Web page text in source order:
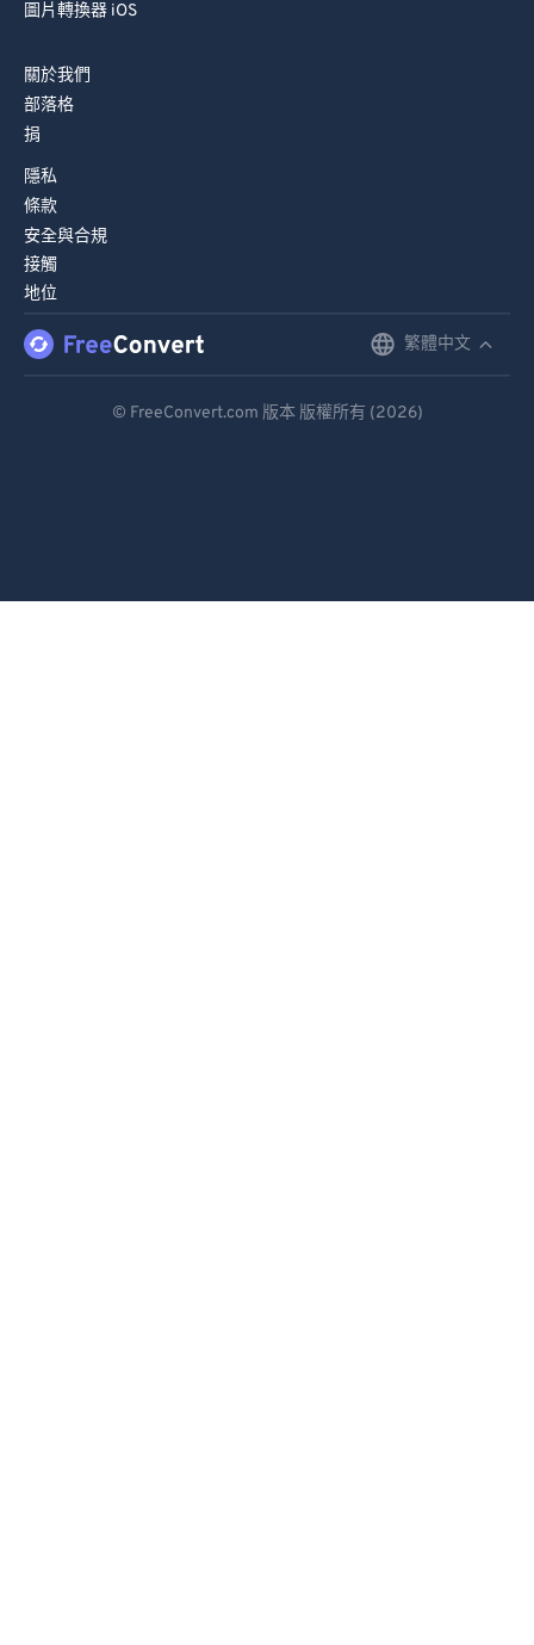
圖片轉換器 iOS
關於我們
部落格
捐
隱私
條款
安全與合規
接觸
地位
繁體中文
© FreeConvert.com 版本 版權所有 (2026)